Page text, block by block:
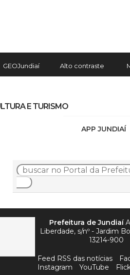
GEOJundiaí Alto contraste
APP JUNDIAÍ
E TURISMO
Prefeitura de Jundiaí
Liberdade, s/nº - Jardim
13214-900
Feed RSS das notícias
Instagram
YouTube